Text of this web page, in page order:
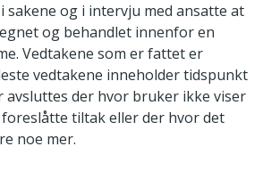
sakene og i intervju med ansatte at
og behandlet innenfor en
Vedtakene som er fattet er
vedtakene inneholder tidspunkt
avsluttes der hvor bruker ikke viser
tiltak eller der hvor det
noe mer.